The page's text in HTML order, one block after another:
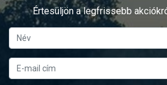
Értesüljön a legfrissebb